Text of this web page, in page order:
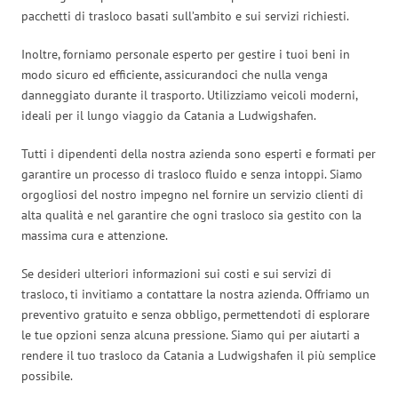
pacchetti di trasloco basati sull’ambito e sui servizi richiesti.
Inoltre, forniamo personale esperto per gestire i tuoi beni in
modo sicuro ed efficiente, assicurandoci che nulla venga
danneggiato durante il trasporto. Utilizziamo veicoli moderni,
ideali per il lungo viaggio da Catania a Ludwigshafen.
Tutti i dipendenti della nostra azienda sono esperti e formati per
garantire un processo di trasloco fluido e senza intoppi. Siamo
orgogliosi del nostro impegno nel fornire un servizio clienti di
alta qualità e nel garantire che ogni trasloco sia gestito con la
massima cura e attenzione.
Se desideri ulteriori informazioni sui costi e sui servizi di
trasloco, ti invitiamo a contattare la nostra azienda. Offriamo un
preventivo gratuito e senza obbligo, permettendoti di esplorare
le tue opzioni senza alcuna pressione. Siamo qui per aiutarti a
rendere il tuo trasloco da Catania a Ludwigshafen il più semplice
possibile.